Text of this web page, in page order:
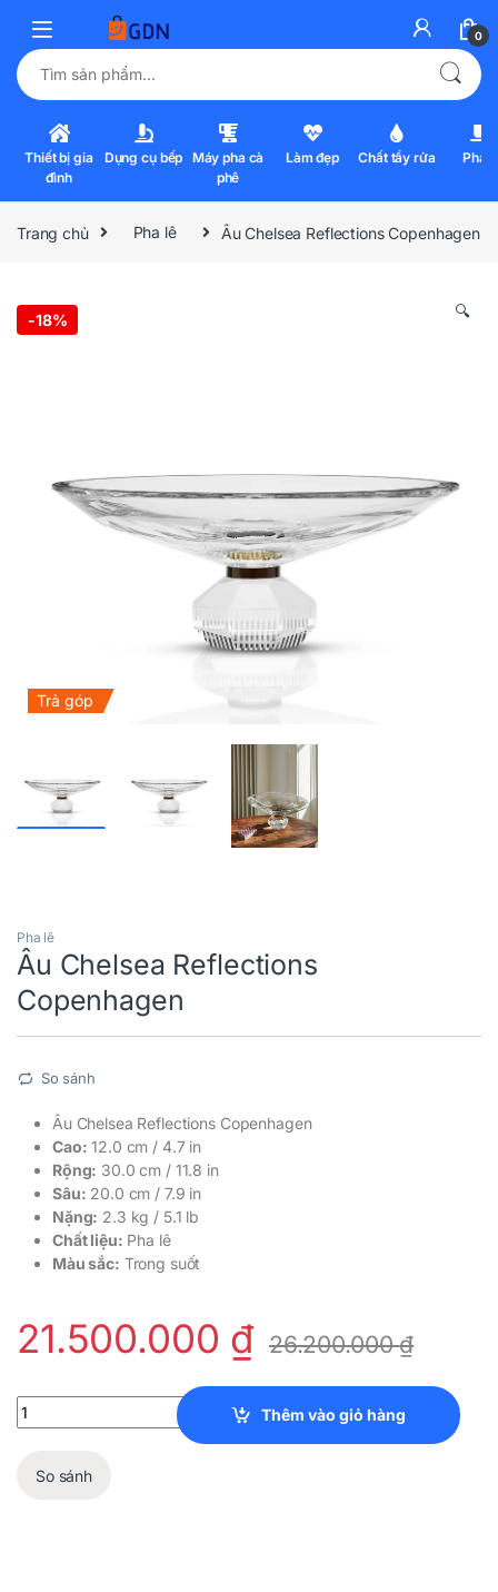
0
Tìm kiếm:
Thiết bị gia
đình
Dụng cụ bếp Máy pha cà
phê
Làm đẹp Chất tẩy rửa Pha
Trang chủ Pha lê Âu Chelsea Reflections Copenhagen
-18% 🔍
Trả góp
Pha lê
Âu Chelsea Reflections
Copenhagen
So sánh
Âu Chelsea Reflections Copenhagen
Cao: 12.0 cm / 4.7 in
Rộng: 30.0 cm / 11.8 in
Sâu: 20.0 cm / 7.9 in
Nặng: 2.3 kg / 5.1 lb
Chất liệu: Pha lê
Màu sắc: Trong suốt
21.500.000 ₫ 26.200.000₫
Âu Chelsea Reflections Copenhagen quantity
Thêm vào giỏ hàng
So sánh